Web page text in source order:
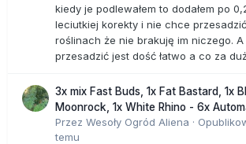
kiedy je podlewałem to dodałem po
leciutkiej korekty i nie chce
roślinach że nie brakuję im niczego. A
przesadzić jest dość łatwo a co za
3x mix Fast Buds, 1x Fat Bastard, 1x
Moonrock, 1x White Rhino - 6x
Przez Wesoły Ogród Aliena ·
temu